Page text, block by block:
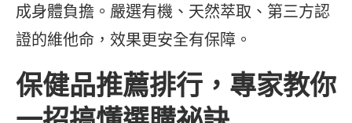
成身體負擔。嚴選有機、天然萃取、第三方認
證的維他命，效果更安全有保障。
保健品推薦排行，專家教你